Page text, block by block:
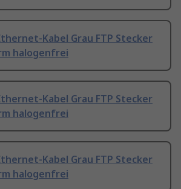
Kabel Grau FTP Stecker
halogenfrei
Kabel Grau FTP Stecker
halogenfrei
Kabel Grau FTP Stecker
halogenfrei